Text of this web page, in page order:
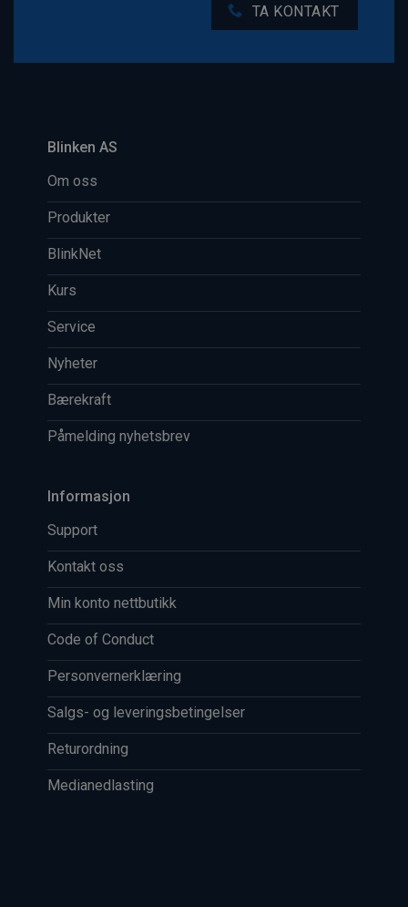
TA KONTAKT
Blinken AS
Om oss
Produkter
BlinkNet
Kurs
Service
Nyheter
Bærekraft
Påmelding nyhetsbrev
Informasjon
Support
Kontakt oss
Min konto nettbutikk
Code of Conduct
Personvernerklæring
Salgs- og leveringsbetingelser
Returordning
Medianedlasting